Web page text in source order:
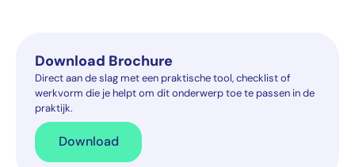
Download Brochure
Direct aan de slag met een praktische tool, checklist of
werkvorm die je helpt om dit onderwerp toe te passen in de
praktijk.
Download